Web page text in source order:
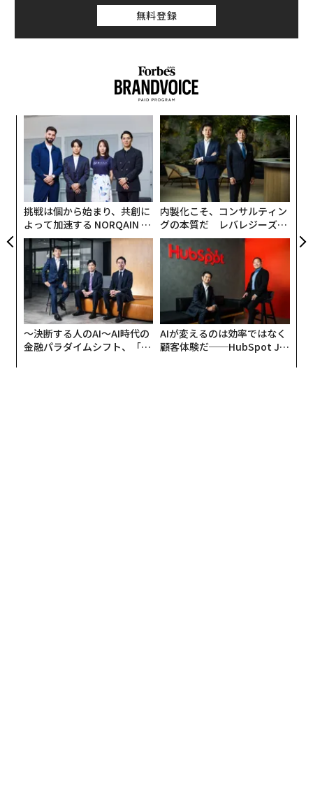
無料登録
挑戦は個から始まり、共創に
よって加速する NORQAIN JA
PAN 特別座談会
内製化こそ、コンサルティン
グの本質だ レバレジーズが
実践する、次世代ファームの
全貌
〜決断する人のAI〜AI時代の
金融パラダイムシフト、「超
AIが変えるのは効率ではなく
顧客体験だ──HubSpot Ja